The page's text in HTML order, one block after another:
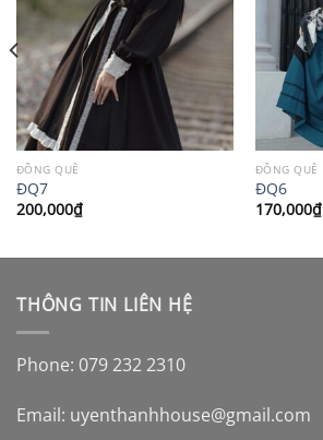
ĐỒNG QUÊ
ĐQ7
200,000₫
ĐỒNG QUÊ
ĐQ6
170,000₫
THÔNG TIN LIÊN HỆ
Phone: 079 232 2310
Email: uyenthanhhouse@gmail.com